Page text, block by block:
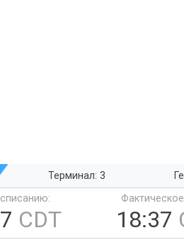
Терминал: 3
CDT 18:37